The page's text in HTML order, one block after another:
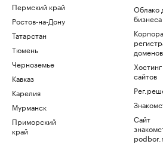
Пермский край
Ростов-на-Дону
Татарстан
Тюмень
Черноземье
Кавказ
Карелия
Мурманск
Приморский
край
Облако
бизнеса
доменов
Хостинг
сайтов
Сайт